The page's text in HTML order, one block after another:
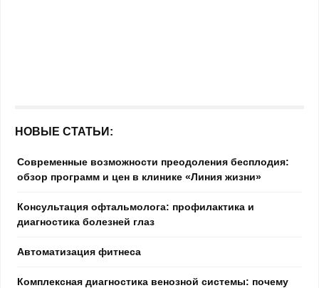
НОВЫЕ СТАТЬИ:
Современные возможности преодоления бесплодия:
обзор программ и цен в клинике «Линия жизни»
Консультация офтальмолога: профилактика и
диагностика болезней глаз
Автоматизация фитнеса
Комплексная диагностика венозной системы: почему